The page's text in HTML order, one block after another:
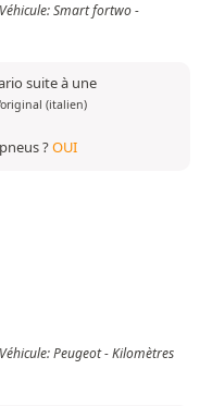
Smart fortwo -
suite à une
(italien)
?OUI
Peugeot - Kilomètres